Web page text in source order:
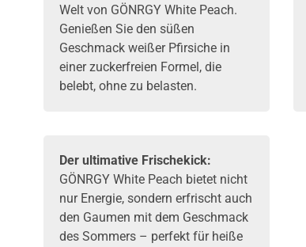
Welt von GÖNRGY White Peach.
Genießen Sie den süßen
Geschmack weißer Pfirsiche in
einer zuckerfreien Formel, die
belebt, ohne zu belasten.
Der ultimative Frischekick:
GÖNRGY White Peach bietet nicht
nur Energie, sondern erfrischt auch
den Gaumen mit dem Geschmack
des Sommers – perfekt für heiße